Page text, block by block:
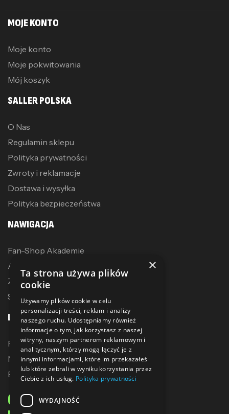
MOJE KONTO
Moje konto
Moje pokwitowania
Mój koszyk
SALLER POLSKA
O Nas
Regulamin sklepu
Polityka prywatności
Zwroty i reklamacje
Dostawa i wysyłka
Polityka bezpieczeństwa
NAWIGACJA
Fan-Shop Akademie
Akcesoria treningowe
Zostań dystrybutorem
Sublimacja
LINKI
Promocje
Nowe produkty
Bestsellery
ODBIERZ 10% ZNIŻKI
×
Ta strona używa plików
cookie
Używamy plików cookie w celu
personalizacji treści, reklam i analizy
naszego ruchu. Udostępniamy również
informacje o tym, jak korzystasz z naszej
witryny, naszym partnerom reklamowym i
analitycznym, którzy mogą łączyć je z
innymi informacjami, które im przekazałeś
lub które zebrali w wyniku korzystania przez
Ciebie z ich usług. Polityka prywatności
WYDAJNOŚĆ